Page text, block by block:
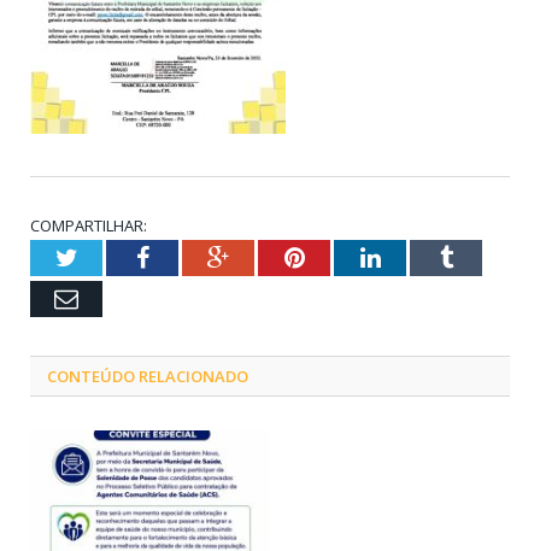
COMPARTILHAR:
TwitterFacebookGoogle+PinterestLinkedInTumblr
Email
CONTEÚDO RELACIONADO